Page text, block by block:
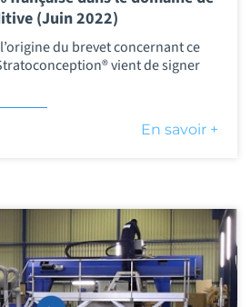
(Juin 2022)
l’origine du brevet concernant ce
vient de signer
En savoir +